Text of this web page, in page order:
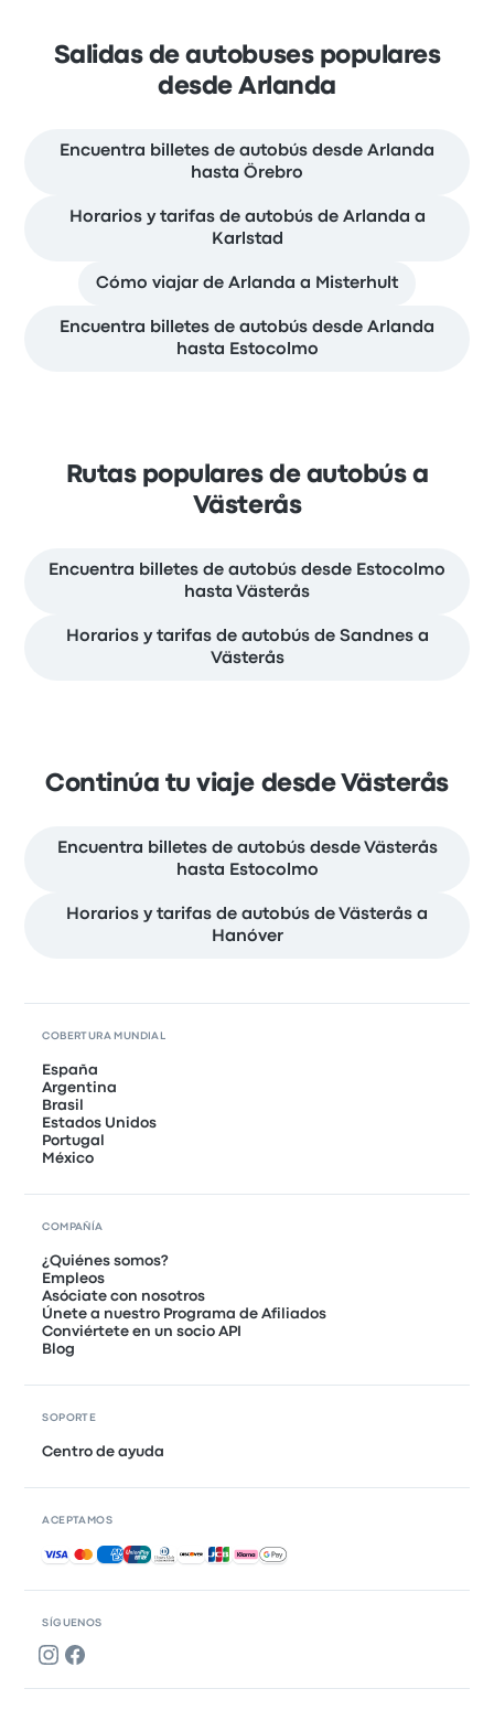
Salidas de autobuses populares
desde Arlanda
Encuentra billetes de autobús desde Arlanda
hasta Örebro
Horarios y tarifas de autobús de Arlanda a
Karlstad
Cómo viajar de Arlanda a Misterhult
Encuentra billetes de autobús desde Arlanda
hasta Estocolmo
Rutas populares de autobús a
Västerås
Encuentra billetes de autobús desde Estocolmo
hasta Västerås
Horarios y tarifas de autobús de Sandnes a
Västerås
Continúa tu viaje desde Västerås
Encuentra billetes de autobús desde Västerås
hasta Estocolmo
Horarios y tarifas de autobús de Västerås a
Hanóver
SÍGUENOS
COBERTURA MUNDIAL
España
Argentina
Brasil
Estados Unidos
Portugal
México
COMPAÑÍA
¿Quiénes somos?
Empleos
Asóciate con nosotros
Únete a nuestro Programa de Afiliados
Conviértete en un socio API
Blog
SOPORTE
Centro de ayuda
ACEPTAMOS
Pagos aceptados